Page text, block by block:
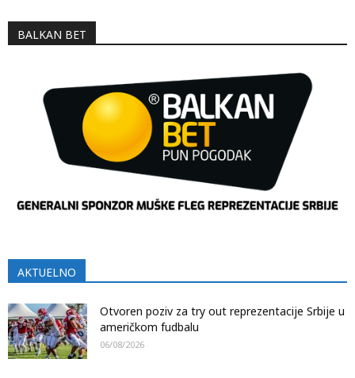
BALKAN BET
AKTUELNO
Otvoren poziv za try out reprezentacije Srbije u
američkom fudbalu
06/08/2026